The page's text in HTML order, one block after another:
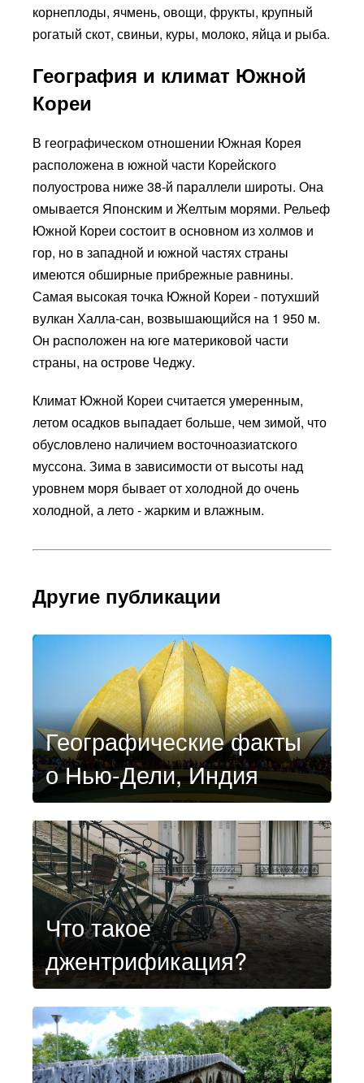
корнеплоды, ячмень, овощи, фрукты, крупный
рогатый скот, свиньи, куры, молоко, яйца и рыба.
География и климат Южной
Кореи
В географическом отношении Южная Корея
расположена в южной части Корейского
полуострова ниже 38-й параллели широты. Она
омывается Японским и Желтым морями. Рельеф
Южной Кореи состоит в основном из холмов и
гор, но в западной и южной частях страны
имеются обширные прибрежные равнины.
Самая высокая точка Южной Кореи - потухший
вулкан Халла-сан, возвышающийся на 1 950 м.
Он расположен на юге материковой части
страны, на острове Чеджу.
Климат Южной Кореи считается умеренным,
летом осадков выпадает больше, чем зимой, что
обусловлено наличием восточноазиатского
муссона. Зима в зависимости от высоты над
уровнем моря бывает от холодной до очень
холодной, а лето - жарким и влажным.
Другие публикации
Географические факты
о Нью-Дели, Индия
Что такое
джентрификация?